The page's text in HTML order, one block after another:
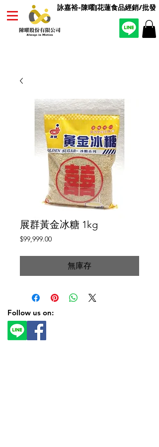
詠嘉裕-陳曜|花蓮食品經銷/批發
展群黃金冰糖 1kg
$99,999.00價
無庫存
Follow us on: